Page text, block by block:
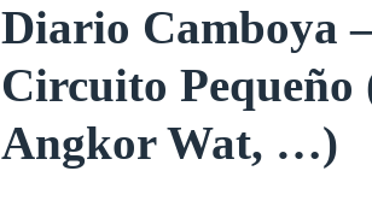
Diario Camboya
Circuito Pequeño
Angkor Wat, …)